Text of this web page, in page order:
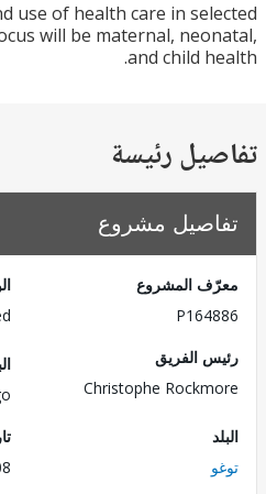
and use of health care in
focus will be maternal,
and child
رئيسة
مشروع
المشروع
Dropped
الفريق
Christophe
البلد
Togo
تاريخ
12/08